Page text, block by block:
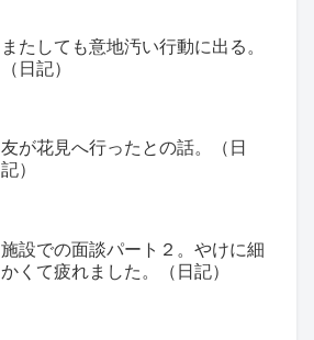
またしても意地汚い行動に出る。
（日記）
友が花見へ行ったとの話。（日
記）
施設での面談パート２。やけに細
かくて疲れました。（日記）